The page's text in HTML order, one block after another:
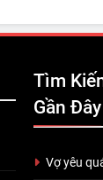
Tìm
Gần Đây
Vợ yêu